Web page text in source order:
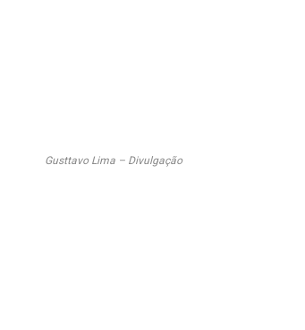
Gusttavo Lima – Divulgação